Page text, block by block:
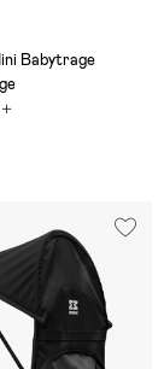
Babytrage